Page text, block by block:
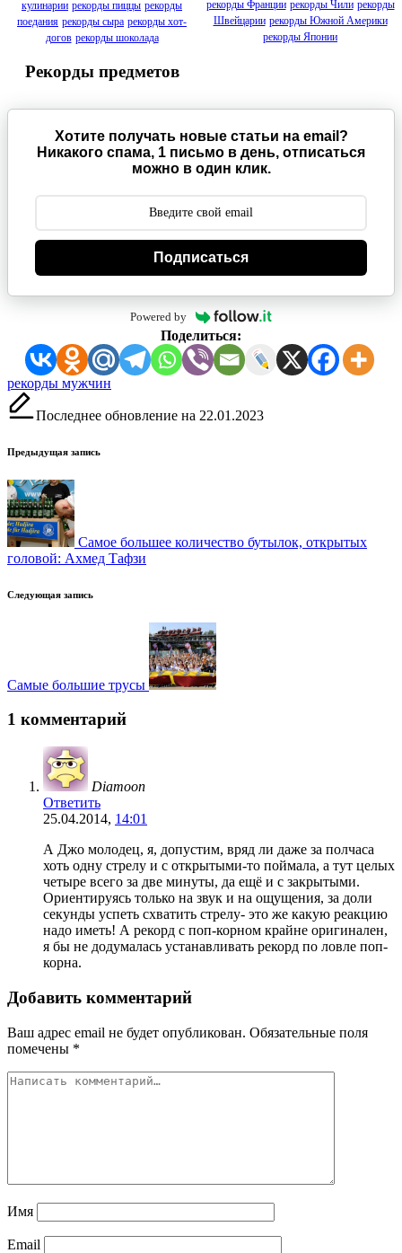
кулинарии рекорды пиццы рекорды
поедания рекорды сыра рекорды хот-
догов рекорды шоколада
Рекорды предметов
рекорды Франции рекорды Чили рекорды
Швейцарии рекорды Южной Америки
рекорды Японии
Хотите получать новые статьи на email?
Никакого спама, 1 письмо в день, отписаться
можно в один клик.
Подписаться
Powered by
Поделиться:
Метки:
рекорды мужчин
Последнее обновление на 22.01.2023
Навигация
записи
Предыдущая запись
Самое большее количество бутылок, открытых
головой: Ахмед Тафзи
Следующая запись
Самые большие трусы
1 комментарий
Diamoon
Ответить
25.04.2014, 14:01
А Джо молодец, я, допустим, вряд ли даже за полчаса
хоть одну стрелу и с открытыми-то поймала, а тут целых
четыре всего за две минуты, да ещё и с закрытыми.
Ориентируясь только на звук и на ощущения, за доли
секунды успеть схватить стрелу- это же какую реакцию
надо иметь! А рекорд с поп-корном крайне оригинален,
я бы не додумалась устанавливать рекорд по ловле поп-
корна.
Добавить комментарий
Ваш адрес email не будет опубликован. Обязательные поля
помечены *
Имя
Email